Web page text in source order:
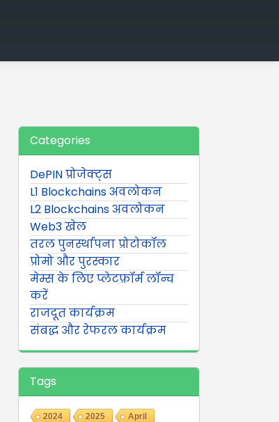
Categories
DePIN प्रोजेक्ट्स
L1 Blockchains अवलोकन
L2 Blockchains अवलोकन
Web3 खेल
तरल पुनर्स्थापना प्रोटोकॉल
प्रोमो और पुरस्कार
मेम्स के लिए प्लेटफ़ॉर्म लॉन्च
करें
राजदूत कार्यक्रम
संबद्ध और रेफरल कार्यक्रम
Tags
2024 2025 April